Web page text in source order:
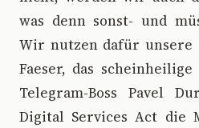
was denn sonst- und
Wir nutzen dafür unsere
Faeser, das
Telegram-Boss Pavel
Digital Services Act die